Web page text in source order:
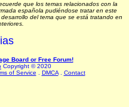
que los temas relacionados con la
española pudiéndose tratar en este
del tema que se está tratando en
Board or Free Forum!
Copyright © 2020
of Service DMCA. Contact